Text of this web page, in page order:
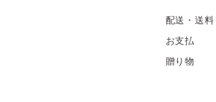
配送・送料
お支払
贈り物